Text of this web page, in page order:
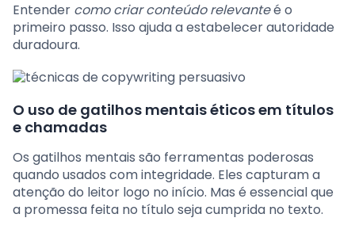
Entender como criar conteúdo relevanteé o
primeiro passo. Isso ajuda a estabelecer autoridade
duradoura.
O uso de gatilhos mentais éticos em títulos
e chamadas
Os gatilhos mentais são ferramentas poderosas
quando usados com integridade. Eles capturam a
atenção do leitor logo no início. Mas é essencial que
a promessa feita no título seja cumprida no texto.